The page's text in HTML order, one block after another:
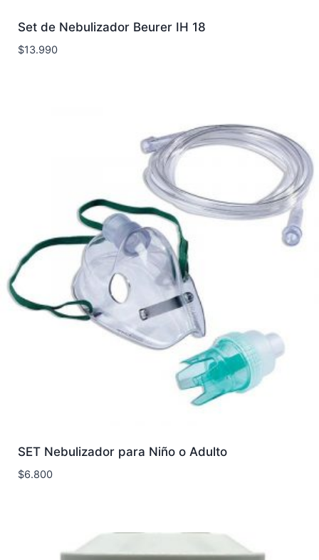
Set de Nebulizador Beurer IH 18
$13.990
SET Nebulizador para Niño o Adulto
$6.800